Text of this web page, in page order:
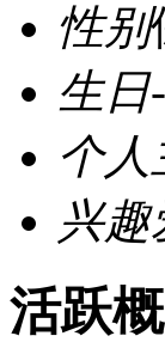
性别
生日-
个人
兴趣
活跃